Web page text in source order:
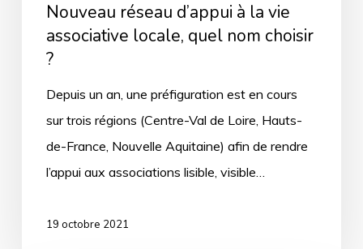
Nouveau réseau d’appui à la vie
associative locale, quel nom choisir
?
Depuis un an, une préfiguration est en cours
sur trois régions (Centre-Val de Loire, Hauts-
de-France, Nouvelle Aquitaine) afin de rendre
l’appui aux associations lisible, visible…
19 octobre 2021